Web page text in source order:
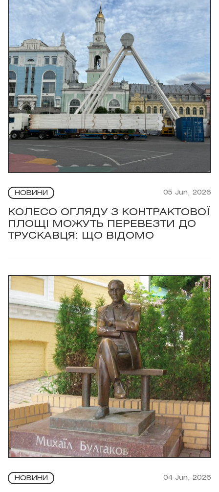
НОВИНИ 05 Jun, 2026
КОЛЕСО ОГЛЯДУ З КОНТРАКТОВОЇ
ПЛОЩІ МОЖУТЬ ПЕРЕВЕЗТИ ДО
ТРУСКАВЦЯ: ЩО ВІДОМО
НОВИНИ 04 Jun, 2026